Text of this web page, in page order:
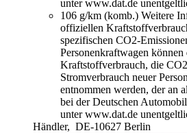
unter www.dat.de
106 g/km (komb.) Weitere
offiziellen
spezifischen CO2-
Personenkraftwagen
Kraftstoffverbrauch, die
Stromverbrauch neuer
entnommen werden, der an
bei der Deutschen
unter www.dat.de
Händler, DE-10627 Berlin